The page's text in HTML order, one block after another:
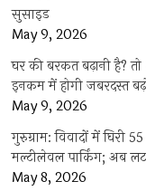
सुसाइड
May 9, 2026
घर की बरकत बढ़ानी है?
इनकम में होगी जबरदस्त
May 9, 2026
गुरुग्राम: विवादों में घिरी
मल्टीलेवल पार्किंग; अब
May 8, 2026